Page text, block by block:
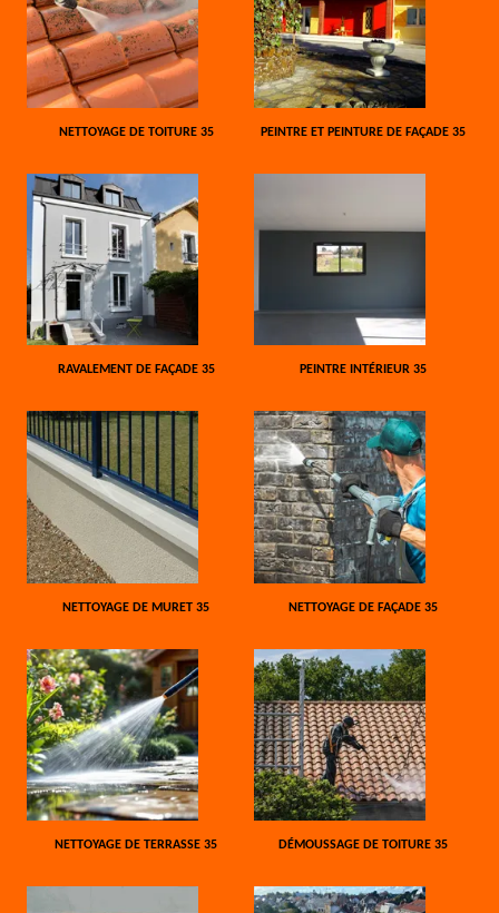
NETTOYAGE DE TOITURE 35 PEINTRE ET PEINTURE DE FAÇADE 35
RAVALEMENT DE FAÇADE 35 PEINTRE INTÉRIEUR 35
NETTOYAGE DE MURET 35 NETTOYAGE DE FAÇADE 35
NETTOYAGE DE TERRASSE 35 DÉMOUSSAGE DE TOITURE 35